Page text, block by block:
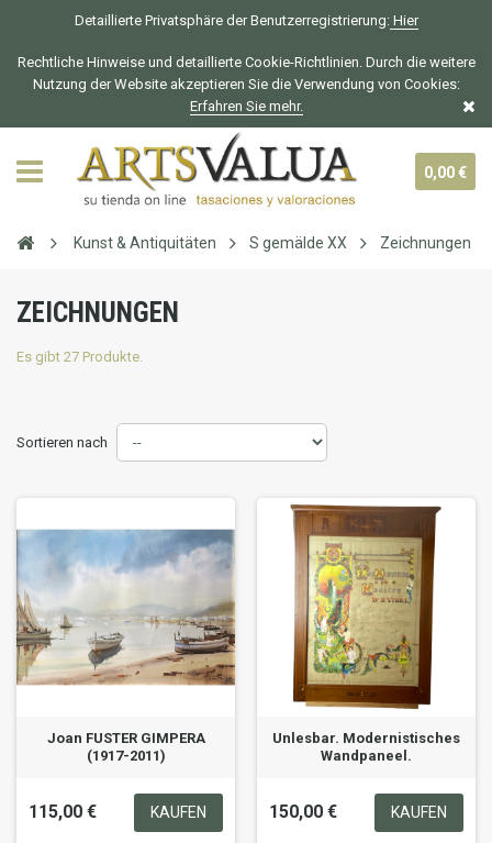
Detaillierte Privatsphäre der Benutzerregistrierung:Hier
Rechtliche Hinweise und detaillierte Cookie-Richtlinien. Durch die weitere
Nutzung der Website akzeptieren Sie die Verwendung von Cookies:
Erfahren Sie mehr.
0,00 €
Kunst & Antiquitäten S gemälde XX Zeichnungen
ZEICHNUNGEN
Es gibt 27 Produkte.
Sortieren nach
Joan FUSTER GIMPERA
(1917-2011)
115,00 € KAUFEN
Unlesbar. Modernistisches
Wandpaneel.
150,00 € KAUFEN